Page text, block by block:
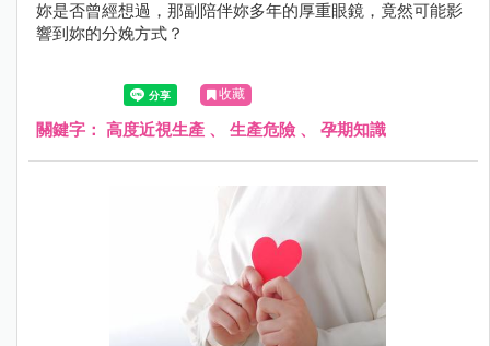
妳是否曾經想過，那副陪伴妳多年的厚重眼鏡，竟然可能影
響到妳的分娩方式？
收藏
關鍵字： 高度近視生產 、 生產危險 、 孕期知識